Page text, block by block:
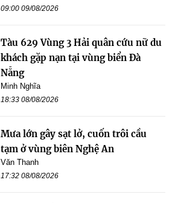
09:00 09/08/2026
Tàu 629 Vùng 3 Hải quân cứu nữ du
khách gặp nạn tại vùng biển Đà
Nẵng
Minh Nghĩa
18:33 08/08/2026
Mưa lớn gây sạt lở, cuốn trôi cầu
tạm ở vùng biên Nghệ An
Văn Thanh
17:32 08/08/2026